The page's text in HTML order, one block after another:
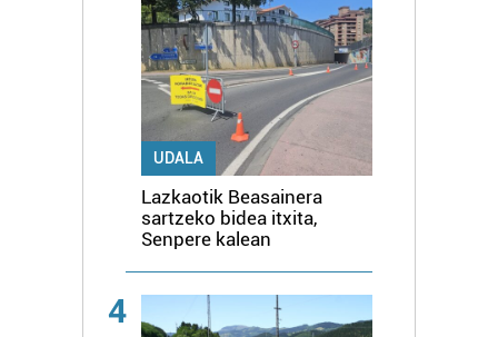
UDALA
Lazkaotik Beasainera
sartzeko bidea itxita,
Senpere kalean
4